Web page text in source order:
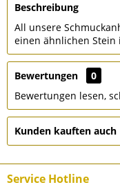
Beschreibung
All unsere
einen ähnlichen Stein
Bewertungen
0
Bewertungen lesen,
Kunden kauften auch
Service Hotline